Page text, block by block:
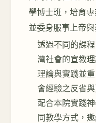
學博士班，培育
並委身服事上帝與
透過不同的課
灣社會的宣教理
理論與實踐並
會經驗之反省與
配合本院實踐
同教學方式，